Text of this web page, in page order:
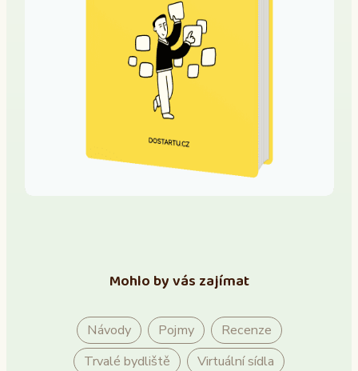
Mohlo by vás zajímat
Návody Pojmy
Recenze
Trvalé bydliště
Virtuální sídla